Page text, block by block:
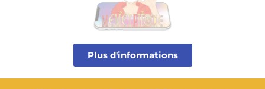
Plus d'informations